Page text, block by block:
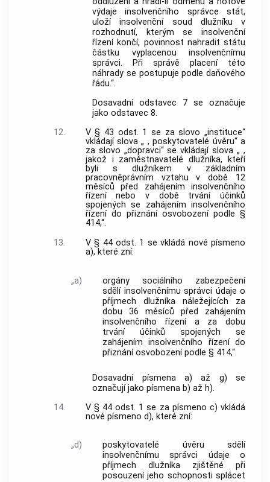
výdaje insolvenčního správce stát,
uloží insolvenční soud dlužníku v
rozhodnutí, kterým se insolvenční
řízení končí, povinnost nahradit státu
částku vyplacenou insolvenčnímu
správci. Při správě placení této
náhrady se postupuje podle daňového
řádu.“.
Dosavadní odstavec 7 se označuje
jako odstavec 8.
12.
V § 43 odst. 1 se za slovo „instituce“
vkládají slova „ , poskytovatelé úvěru“ a
za slovo „dopravci“ se vkládají slova „ ,
jakož i zaměstnavatelé dlužníka, kteří
byli s dlužníkem v základním
pracovněprávním vztahu v době 12
měsíců před zahájením insolvenčního
řízení nebo v době trvání účinků
spojených se zahájením insolvenčního
řízení do přiznání osvobození podle §
414,“.
13.
V § 44 odst. 1 se vkládá nové písmeno
a), které zní:
„a)
orgány sociálního zabezpečení
sdělí insolvenčnímu správci údaje o
příjmech dlužníka náležejících za
dobu 36 měsíců před zahájením
insolvenčního řízení a za dobu
trvání účinků spojených se
zahájením insolvenčního řízení do
přiznání osvobození podle § 414,“.
Dosavadní písmena a) až g) se
označují jako písmena b) až h).
14.
V § 44 odst. 1 se za písmeno c) vkládá
nové písmeno d), které zní:
„d)
poskytovatelé úvěru sdělí
insolvenčnímu správci údaje o
příjmech dlužníka zjištěné při
posouzení jeho schopnosti splácet